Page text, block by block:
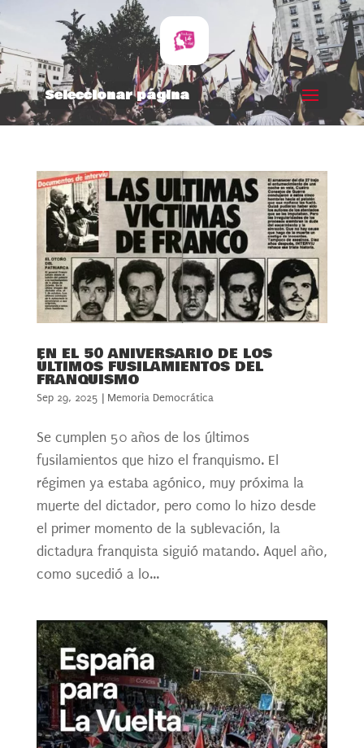
Seleccionar página
EN EL 50 ANIVERSARIO DE LOS
ÚLTIMOS FUSILAMIENTOS DEL
FRANQUISMO
Sep 29, 2025 | Memoria Democrática
Se cumplen 50 años de los últimos
fusilamientos que hizo el franquismo. El
régimen ya estaba agónico, muy próxima la
muerte del dictador, pero como lo hizo desde
el primer momento de la sublevación, la
dictadura franquista siguió matando. Aquel año,
como sucedió a lo...